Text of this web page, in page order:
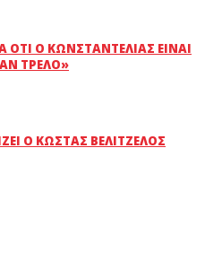
ΌΤΙ Ο ΚΩΝΣΤΑΝΤΈΛΙΑΣ ΕΊΝΑΙ
ΤΡΕΛΌ»
Ο ΚΏΣΤΑΣ ΒΕΛΙΤΖΈΛΟΣ